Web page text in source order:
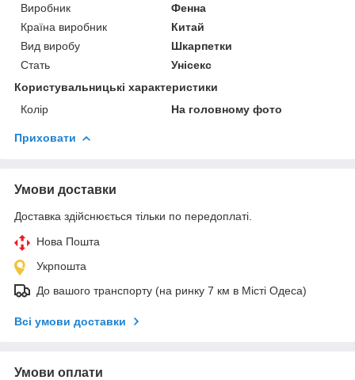
Виробник
Фенна
Країна виробник
Китай
Вид виробу
Шкарпетки
Стать
Унісекс
Користувальницькі характеристики
Колір
На головному фото
Приховати
Умови доставки
Доставка здійснюється тільки по передоплаті.
Нова Пошта
Укрпошта
До вашого транспорту (на ринку 7 км в Місті Одеса)
Всі умови доставки
Умови оплати